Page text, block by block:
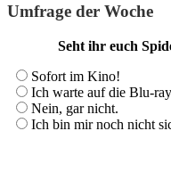
Umfrage der Woche
Seht ihr euch
Sofort im Kino!
Ich warte auf die Blu-
Nein, gar nicht.
Ich bin mir noch nicht